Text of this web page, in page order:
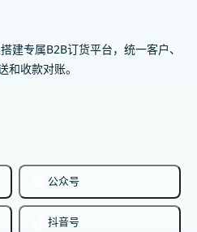
建专属B2B订货平台，统一客户、
收款对账。
公众号
抖音号